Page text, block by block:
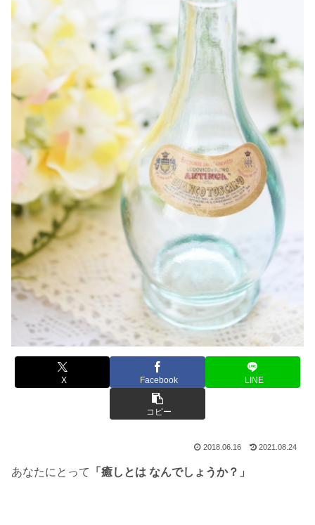
X Facebook LINE
コピー
2018.06.16 2021.08.24
あなたにとって 「癒しとは なんでしょうか？」